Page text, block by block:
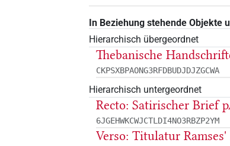
In Beziehung stehende Objekte
Hierarchisch übergeordnet
Thebanische
CKPSXBPAONG3RFDBUDJDJZGCWA
Hierarchisch untergeordnet
Recto: Satirischer Brief
6JGEHWKCWJCTLDI4NO3RBZP2YM
Verso: Titulatur Ramses'